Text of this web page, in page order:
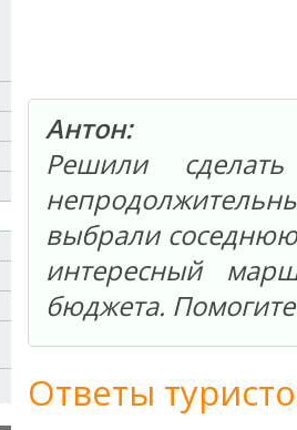
Антон:
Решили
выбрали
интересный
бюджета.
Ответы